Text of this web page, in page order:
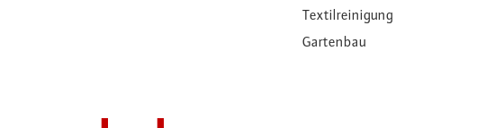
Textilreinigung
Gartenbau